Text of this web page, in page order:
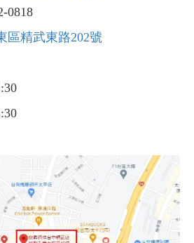
0818
區精武東路202號